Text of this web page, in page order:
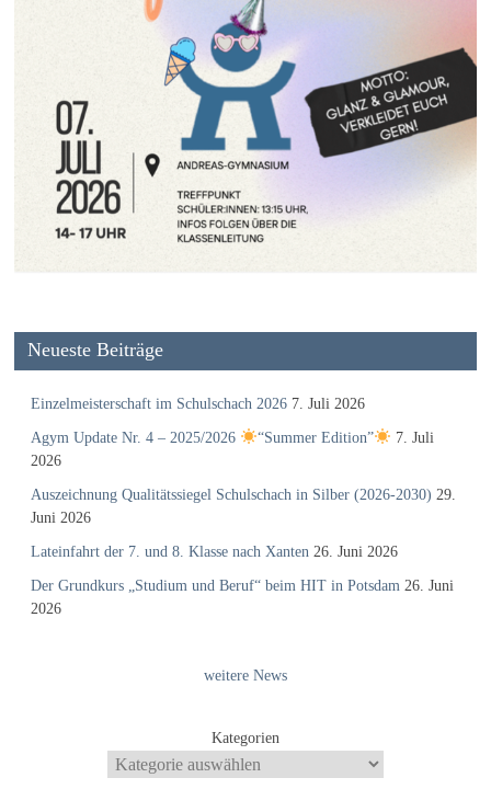
Neueste Beiträge
Einzelmeisterschaft im Schulschach 2026 7. Juli 2026
Agym Update Nr. 4 – 2025/2026 “Summer Edition”
7. Juli
2026
Auszeichnung Qualitätssiegel Schulschach in Silber (2026-2030) 29.
Juni 2026
Lateinfahrt der 7. und 8. Klasse nach Xanten 26. Juni 2026
Der Grundkurs „Studium und Beruf“ beim HIT in Potsdam 26. Juni
2026
weitere News
Kategorien